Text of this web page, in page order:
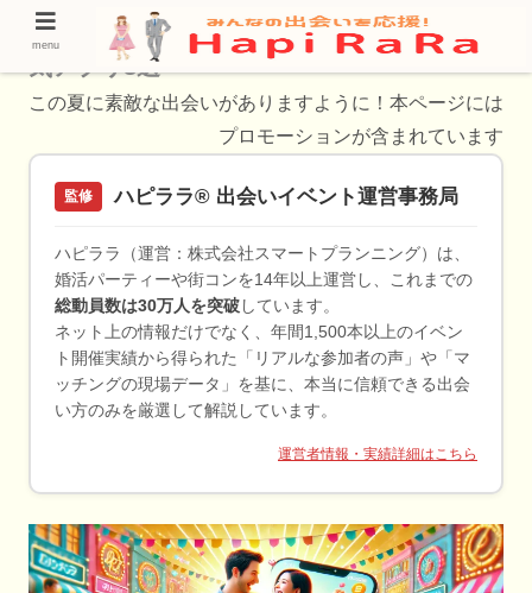
共通の趣味で恋も友達も！出会いを広げる人
気アプリ8選
この夏に素敵な出会いがありますように！本ページには
プロモーションが含まれています
監修 ハピララ® 出会いイベント運営事務局
ハピララ（運営：株式会社スマートプランニング）は、
婚活パーティーや街コンを14年以上運営し、これまでの
総動員数は30万人を突破 しています。
ネット上の情報だけでなく、年間1,500本以上のイベン
ト開催実績から得られた「リアルな参加者の声」や「マ
ッチングの現場データ」を基に、本当に信頼できる出会
い方のみを厳選して解説しています。
運営者情報・実績詳細はこちら
menu